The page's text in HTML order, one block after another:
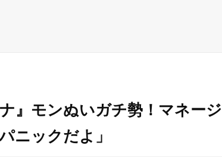
』モンぬいガチ勢！マネージ
ニックだよ」